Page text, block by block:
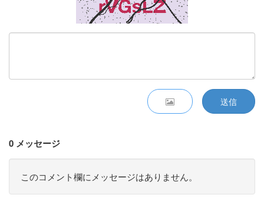
送信
0 メッセージ
このコメント欄にメッセージはありません。